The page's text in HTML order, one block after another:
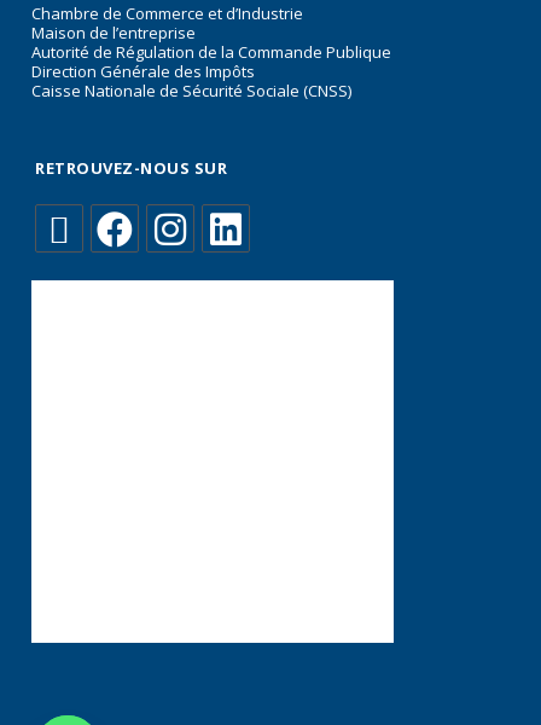
Chambre de Commerce et d’Industrie
Maison de l’entreprise
Autorité de Régulation de la Commande Publique
Direction Générale des Impôts
Caisse Nationale de Sécurité Sociale (CNSS)
RETROUVEZ-NOUS SUR